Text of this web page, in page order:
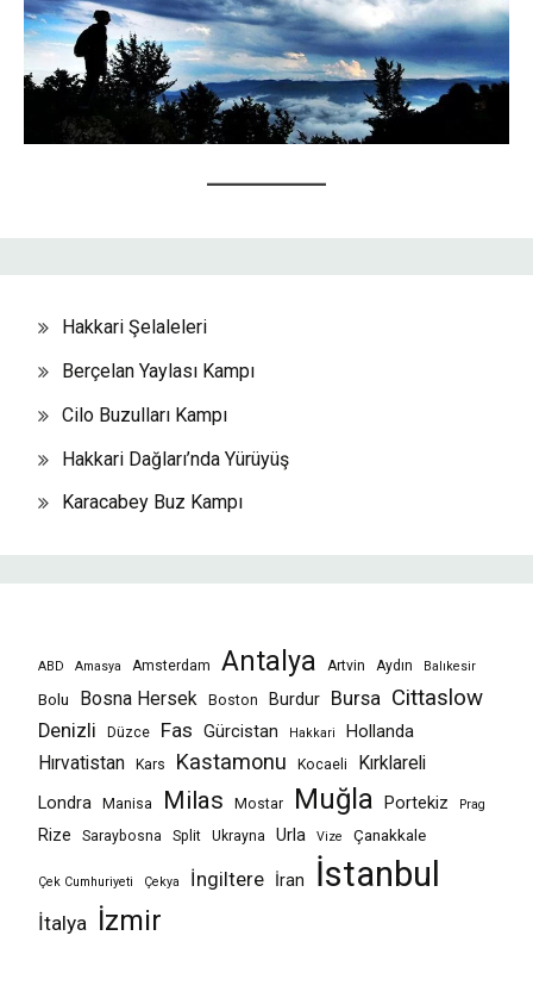
Hakkari Şelaleleri
Berçelan Yaylası Kampı
Cilo Buzulları Kampı
Hakkari Dağları’nda Yürüyüş
Karacabey Buz Kampı
ABD Amasya Amsterdam Antalya Artvin Aydın Balıkesir
Bolu Bosna Hersek Boston Burdur Bursa Cittaslow
Denizli Düzce Fas Gürcistan Hakkari
Hollanda
Hırvatistan
Kars Kastamonu Kocaeli
Kırklareli
Londra
Manisa Milas Mostar Muğla Portekiz Prag
Rize Saraybosna Split Ukrayna Urla Vize Çanakkale
Çek Cumhuriyeti Çekya İngiltere İran İstanbul
İtalya İzmir